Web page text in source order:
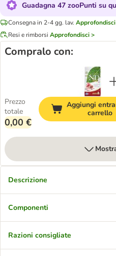
Guadagna 47 zooPunti su
Consegna in 2-4 gg. lav.
Resi e rimborsi Approfondisci >
Compralo con:
Prezzo
totale
0,00 €
Aggiungi
carrello
Descrizione
Componenti
Razioni consigliate